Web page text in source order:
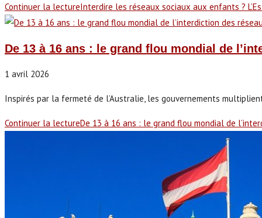
Continuer la lectureInterdire les réseaux sociaux aux enfants ?
De 13 à 16 ans : le grand flou mondial de
1 avril 2026
Inspirés par la fermeté de l’Australie, les gouvernements
Continuer la lectureDe 13 à 16 ans : le grand flou mondial de